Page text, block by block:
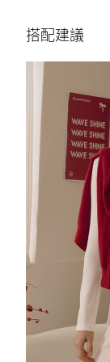
搭配建議